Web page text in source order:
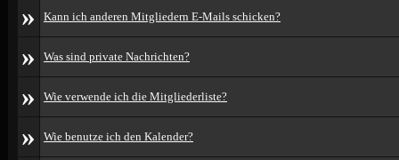
» Kann ich anderen Mitgliedern E-Mails schicken?
» Was sind private Nachrichten?
» Wie verwende ich die Mitgliederliste?
» Wie benutze ich den Kalender?